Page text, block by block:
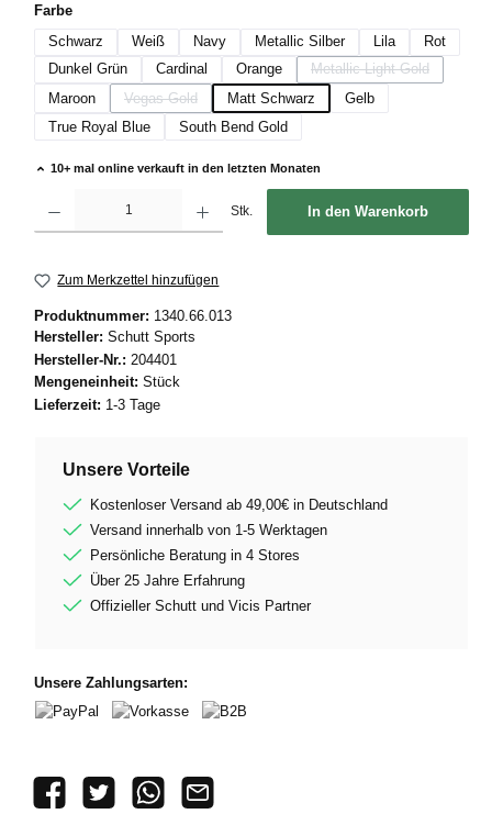
Farbeauswählen
Schwarz
Weiß Navy Metallic Silber Lila
Rot
Dunkel Grün
Cardinal Orange Metallic Light Gold
(Diese Option ist
Maroon Vegas Gold
(Diese Option ist zurzeit nicht verfügbar.)
Matt Schwarz
Gelb
True Royal Blue
South Bend Gold
10+ mal online verkauft in den letzten Monaten
Stk. In den Warenkorb
Zum Merkzettel hinzufügen
Produktnummer: 1340.66.013
Hersteller: Schutt Sports
Hersteller-Nr.: 204401
Mengeneinheit: Stück
Lieferzeit: 1-3 Tage
Unsere Vorteile
Kostenloser Versand ab 49,00€ in Deutschland
Versand innerhalb von 1-5 Werktagen
Persönliche Beratung in 4 Stores
Über 25 Jahre Erfahrung
Offizieller Schutt und Vicis Partner
Unsere Zahlungsarten: